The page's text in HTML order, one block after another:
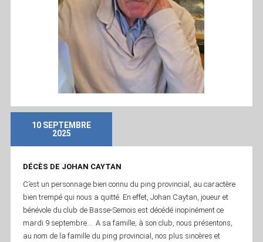
10 SEPTEMBRE
2025
DÉCÈS DE JOHAN CAYTAN
C’est un personnage bien connu du ping provincial, au caractère
bien trempé qui nous a quitté. En effet, Johan Caytan, joueur et
bénévole du club de Basse-Semois est décédé inopinément ce
mardi 9 septembre… A sa famille, à son club, nous présentons,
au nom de la famille du ping provincial, nos plus sincères et